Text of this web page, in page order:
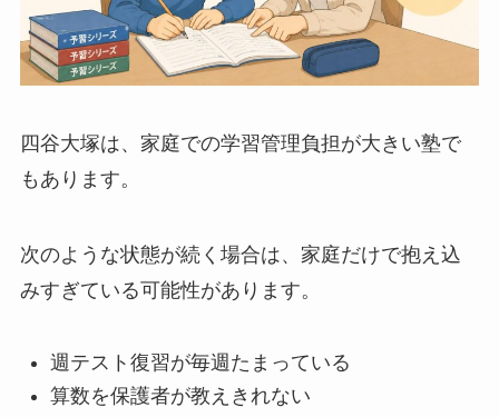
四谷大塚は、家庭での学習管理負担が大きい塾で
もあります。
次のような状態が続く場合は、家庭だけで抱え込
みすぎている可能性があります。
週テスト復習が毎週たまっている
算数を保護者が教えきれない